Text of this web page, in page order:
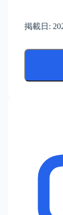
掲載日: